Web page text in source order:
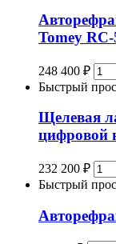
Tomey RC-
248 400 ₽
Быстрый
Щелевая
цифровой
232 200 ₽
Быстрый